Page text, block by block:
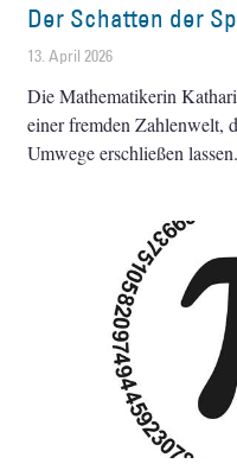
Der Schatten der
13. April 2026
Die Mathematikerin
einer fremden Zahlenwelt,
Umwege erschließen